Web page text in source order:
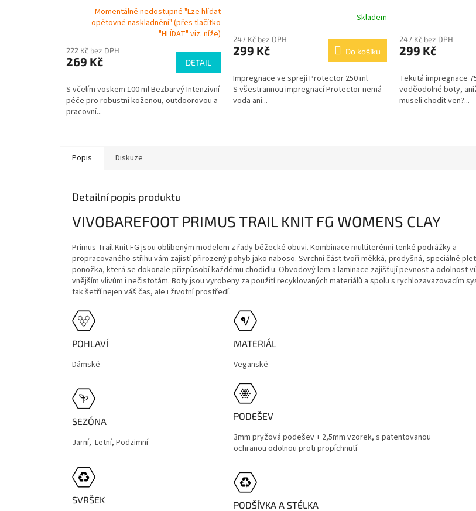
Momentálně nedostupné "Lze hlídat
opětovné naskladnění" (přes tlačítko
"HLÍDAT" viz. níže)
222 Kč bez DPH
269 Kč DETAIL
S včelím voskem 100 ml Bezbarvý Intenzivní
péče pro robustní koženou, outdoorovou a
pracovní...
Skladem
247 Kč bez DPH
299 Kč Do košíku
Impregnace ve spreji Protector 250 ml
S všestrannou impregnací Protector nemá
voda ani...
247 Kč bez DPH
299 Kč
Tekutá impregnace
voděodolné boty,
museli chodit ven?...
Popis Diskuze
Detailní popis produktu
VIVOBAREFOOT PRIMUS TRAIL KNIT FG WOMENS CLAY
Primus Trail Knit FG jsou oblíbeným modelem z řady běžecké obuvi. Kombinace multiterénní tenké podrážky a
propracovaného střihu vám zajistí přirozený pohyb jako naboso. Svrchní část tvoří měkká, prodyšná, speciálně
ponožka, která se dokonale přizpůsobí každému chodidlu. Obvodový lem a laminace zajišťují pevnost a odolnost
vnějším vlivům i nečistotám. Boty jsou vyrobeny za použití recyklovaných materiálů a spolu s rychlozavazovacím
tak šetří nejen váš čas, ale i životní prostředí.
POHLAVÍ
Dámské
MATERIÁL
Veganské
SEZÓNA
Jarní, Letní, Podzimní
PODEŠEV
3mm pryžová podešev + 2,5mm vzorek, s patentovanou
ochranou odolnou proti propíchnutí
SVRŠEK PODŠÍVKA A STÉLKA